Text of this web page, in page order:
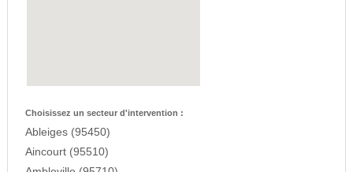
Choisissez un secteur d'intervention :
Ableiges (95450)
Aincourt (95510)